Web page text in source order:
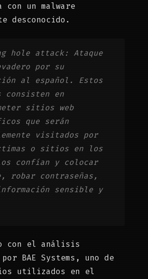
con un malware
desconocido.
hole attack: Ataque
por su
al español. Estos
consisten en
sitios web
que serán
visitados por
o sitios en los
confían y colocar
robar contraseñas,
sensible y
con el análisis
BAE Systems, uno de
utilizados en el